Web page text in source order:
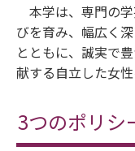
本学は、専門の
びを育み、幅広く
とともに、誠実で
献する自立した女
3つのポリシ